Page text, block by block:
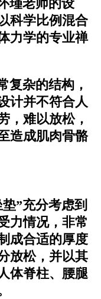
瑾老师的设
科学比例混合
力学的专业禅
复杂的结构，
计并不符合人
，难以放松，
造成肌肉骨骼
”充分考虑到
力情况，非常
成合适的厚度
放松，并以其
体脊柱、腰腿